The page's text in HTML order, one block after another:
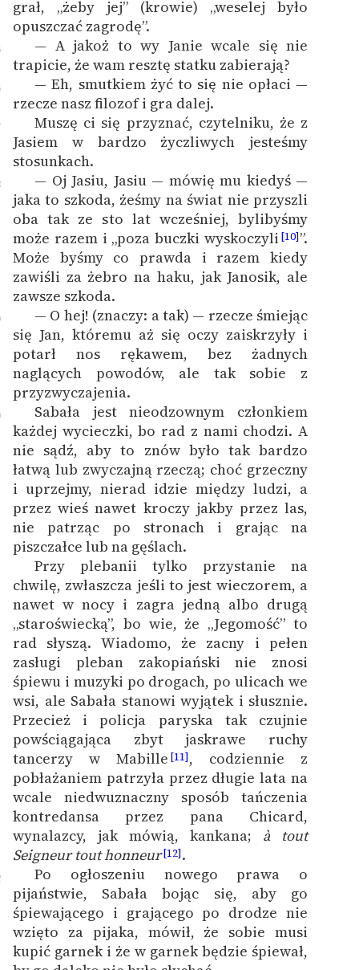
grał, „żeby jej” (krowie) „weselej było
opuszczać zagrodę”.
— A jakoż to wy Janie wcale się nie
trapicie, że wam resztę statku zabierają?
— Eh, smutkiem żyć to się nie opłaci —
rzecze nasz filozof i gra dalej.
Muszę ci się przyznać, czytelniku, że z
Jasiem w bardzo życzliwych jesteśmy
stosunkach.
— Oj Jasiu, Jasiu — mówię mu kiedyś —
jaka to szkoda, żeśmy na świat nie przyszli
oba tak ze sto lat wcześniej, bylibyśmy
może razem i „poza buczki wyskoczyli [10]”.
Może byśmy co prawda i razem kiedy
zawiśli za żebro na haku, jak Janosik, ale
zawsze szkoda.
— O hej! (znaczy: a tak) — rzecze śmiejąc
się Jan, któremu aż się oczy zaiskrzyły i
potarł nos rękawem, bez żadnych
naglących powodów, ale tak sobie z
przyzwyczajenia.
Sabała jest nieodzownym członkiem
każdej wycieczki, bo rad z nami chodzi. A
nie sądź, aby to znów było tak bardzo
łatwą lub zwyczajną rzeczą; choć grzeczny
i uprzejmy, nierad idzie między ludzi, a
przez wieś nawet kroczy jakby przez las,
nie patrząc po stronach i grając na
piszczałce lub na gęślach.
Przy plebanii tylko przystanie na
chwilę, zwłaszcza jeśli to jest wieczorem, a
nawet w nocy i zagra jedną albo drugą
„staroświecką”, bo wie, że „Jegomość” to
rad słyszą. Wiadomo, że zacny i pełen
zasługi pleban zakopiański nie znosi
śpiewu i muzyki po drogach, po ulicach we
wsi, ale Sabała stanowi wyjątek i słusznie.
Przecież i policja paryska tak czujnie
powściągająca zbyt jaskrawe ruchy
tancerzy w Mabille [11], codziennie z
pobłażaniem patrzyła przez długie lata na
wcale niedwuznaczny sposób tańczenia
kontredansa przez pana Chicard,
wynalazcy, jak mówią, kankana; à tout
Seigneur tout honneur[12].
Po ogłoszeniu nowego prawa o
pijaństwie, Sabała bojąc się, aby go
śpiewającego i grającego po drodze nie
wzięto za pijaka, mówił, że sobie musi
kupić garnek i że w garnek będzie śpiewał,